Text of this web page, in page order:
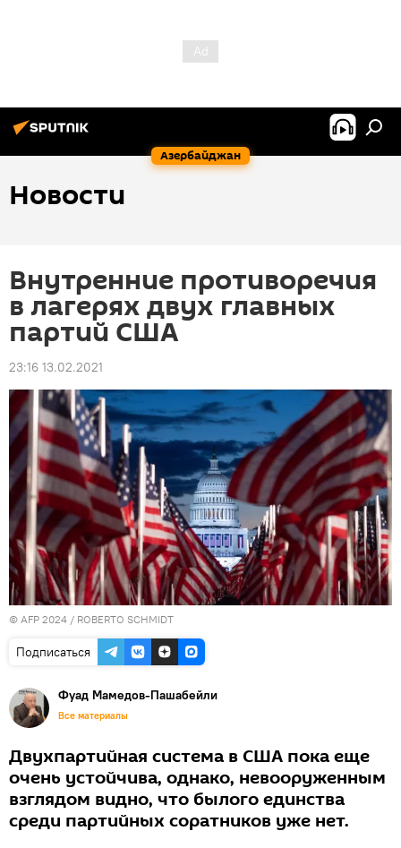
Азербайджан
Новости
Внутренние противоречия
в лагерях двух главных
партий США
23:16 13.02.2021
© AFP 2024 / ROBERTO SCHMIDT
Подписаться
Фуад Мамедов-Пашабейли
Все материалы
Двухпартийная система в США пока еще
очень устойчива, однако, невооруженным
взглядом видно, что былого единства
среди партийных соратников уже нет.